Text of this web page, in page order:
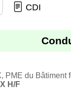
CDI
PME du
H/F